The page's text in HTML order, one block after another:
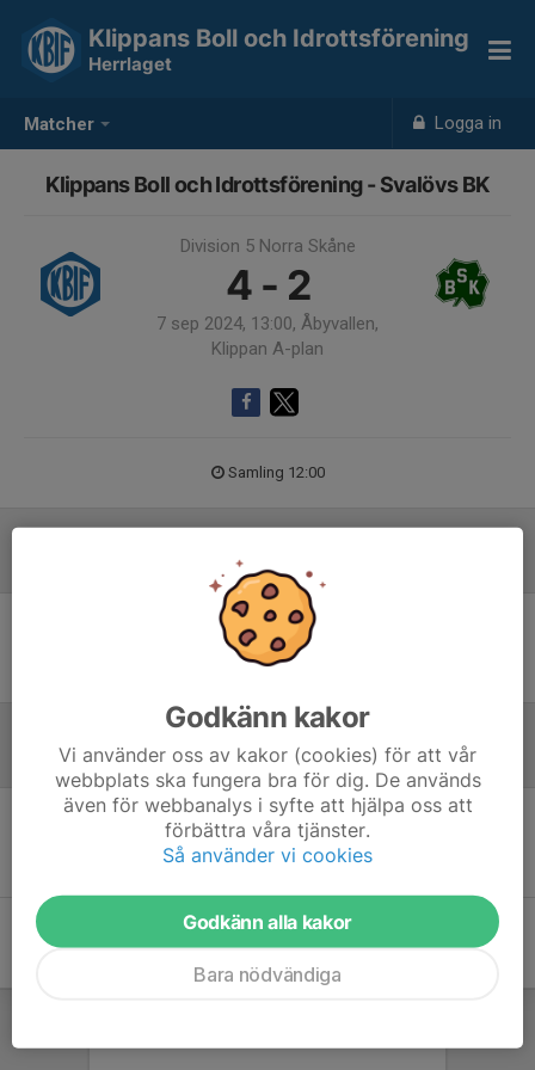
Matcher Logga in
Klippans Boll och Idrottsförening
Herrlaget
Klippans Boll och Idrottsförening - Svalövs BK
Division 5 Norra Skåne
4 - 2
7 sep 2024, 13:00, Åbyvallen,
Klippan A-plan
Samling 12:00
Ingen uppställning ifylld
Referat
Inget referat skrivet
Godkänn kakor
Vi använder oss av kakor (cookies) för att vår
webbplats ska fungera bra för dig. De används
även för webbanalys i syfte att hjälpa oss att
förbättra våra tjänster.
Så använder vi cookies
Godkänn alla kakor
Bara nödvändiga